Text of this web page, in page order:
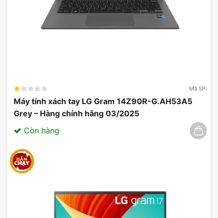
Việc cập nhật và hỗ trợ bảo mật cũng là một điểm
cộng lớn với Windows 11 Home. Hệ điều hành này
liệu cá nhân của người dùng, đồng thời cập nhật tự
động để người dùng luôn có những tính năng và
Mã SP:
Máy tính xách tay LG Gram 14Z90R-G.AH53A5
Grey – Hàng chính hãng 03/2025
Còn hàng